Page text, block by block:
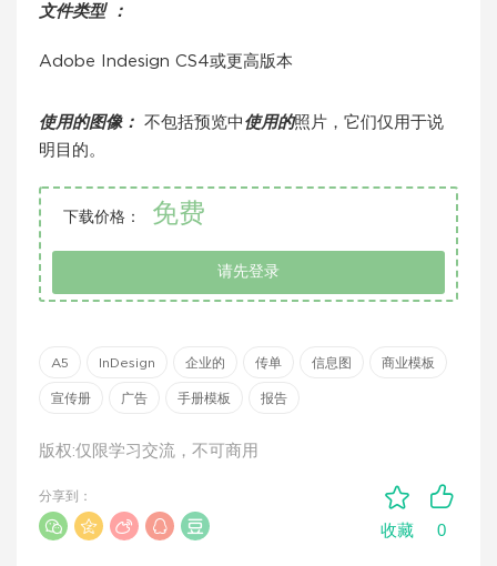
文件类型 ：
Adobe Indesign CS4或更高版本
使用的图像： 不包括预览中 使用的照片，它们仅用于说
明目的。
下载价格： 免费
请先登录
A5 InDesign 企业的 传单 信息图 商业模板
宣传册 广告 手册模板 报告
版权:仅限学习交流，不可商用
收藏 0
分享到：